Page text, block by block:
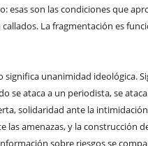
esas son las condiciones que
La fragmentación es
significa unanimidad ideológica.
se ataca a un periodista, se
solidaridad ante la
las amenazas, y la construcción